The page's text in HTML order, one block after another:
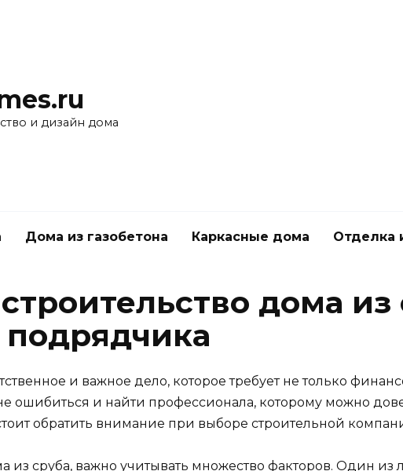
и дизайн дома
Дома из газобетона Каркасные дома Отделка
дома из
и важное дело, которое требует не только
ошибиться и найти профессионала, которому можно
обратить внимание при выборе строительной
из сруба, важно учитывать множество факторов. Один